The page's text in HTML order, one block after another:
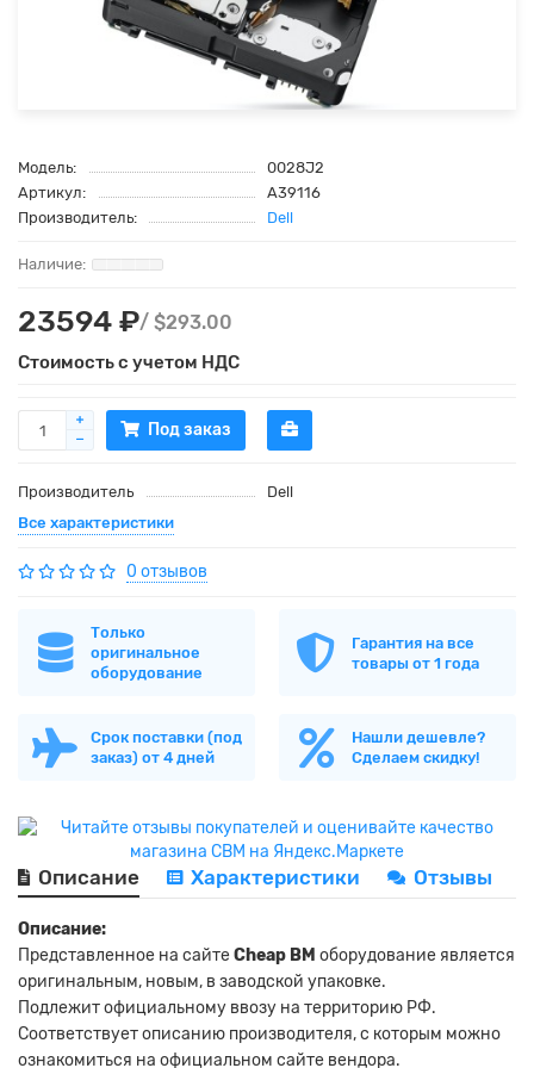
Модель:
0028J2
Артикул:
A39116
Производитель:
Dell
23594 ₽/ $293.00
Стоимость с учетом НДС
Под заказ
Производитель
Dell
Все характеристики
0 отзывов
Только
оригинальное
оборудование
Гарантия на все
товары от 1 года
Срок поставки (под
заказ) от 4 дней
Нашли дешевле?
Сделаем скидку!
Описание Характеристики Отзывы
Описание:
Представленное на сайтеCheap BM оборудование является
оригинальным, новым, в заводской упаковке.
Подлежит официальному ввозу на территорию РФ.
Соответствует описанию производителя, с которым можно
ознакомиться на официальном сайте вендора.